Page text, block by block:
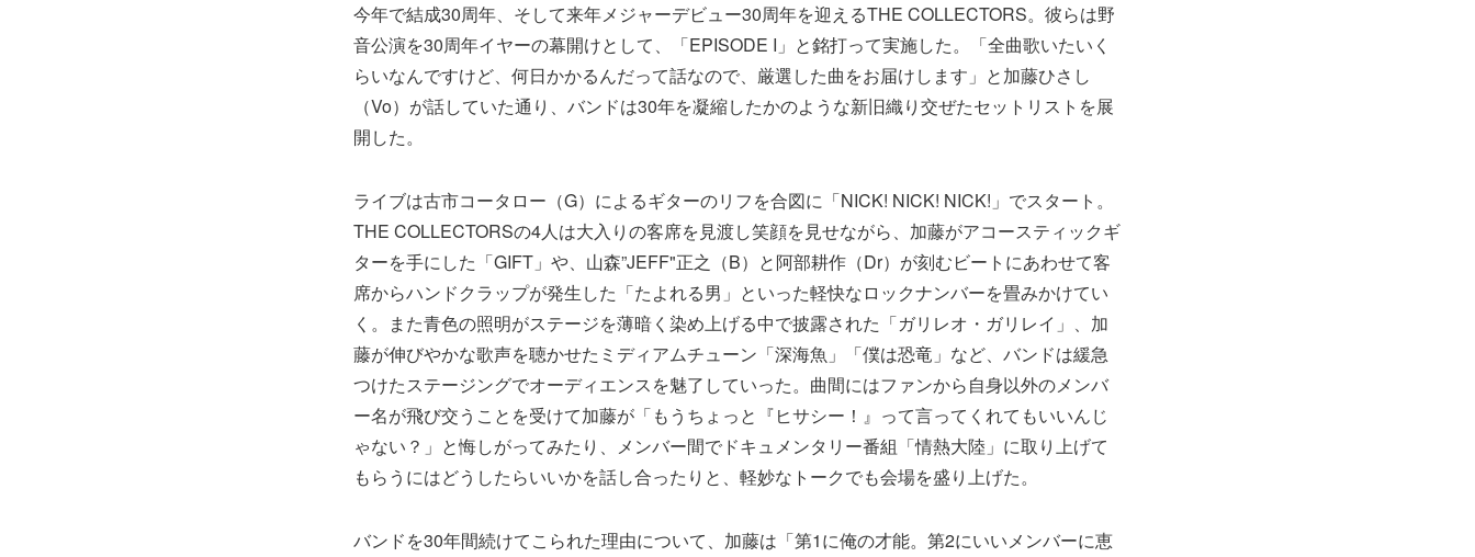
今年で結成30周年、そして来年メジャーデビュー30周年を迎えるTHE COLLECTORS。彼らは野
音公演を30周年イヤーの幕開けとして、「EPISODE I」と銘打って実施した。「全曲歌いたいく
らいなんですけど、何日かかるんだって話なので、厳選した曲をお届けします」と加藤ひさし
（Vo）が話していた通り、バンドは30年を凝縮したかのような新旧織り交ぜたセットリストを展
開した。
ライブは古市コータロー（G）によるギターのリフを合図に「NICK! NICK! NICK!」でスタート。
THE COLLECTORSの4人は大入りの客席を見渡し笑顔を見せながら、加藤がアコースティックギ
ターを手にした「GIFT」や、山森”JEFF"正之（B）と阿部耕作（Dr）が刻むビートにあわせて客
席からハンドクラップが発生した「たよれる男」といった軽快なロックナンバーを畳みかけてい
く。また青色の照明がステージを薄暗く染め上げる中で披露された「ガリレオ・ガリレイ」、加
藤が伸びやかな歌声を聴かせたミディアムチューン「深海魚」「僕は恐竜」など、バンドは緩急
つけたステージングでオーディエンスを魅了していった。曲間にはファンから自身以外のメンバ
ー名が飛び交うことを受けて加藤が「もうちょっと『ヒサシー！』って言ってくれてもいいんじ
ゃない？」と悔しがってみたり、メンバー間でドキュメンタリー番組「情熱大陸」に取り上げて
もらうにはどうしたらいいかを話し合ったりと、軽妙なトークでも会場を盛り上げた。
バンドを30年間続けてこられた理由について、加藤は「第1に俺の才能。第2にいいメンバーに恵